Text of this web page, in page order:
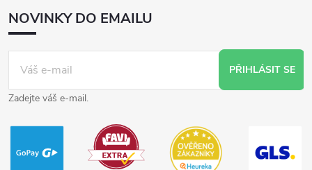
NOVINKY DO EMAILU
PŘIHLÁSIT SE
Zadejte váš e-mail.